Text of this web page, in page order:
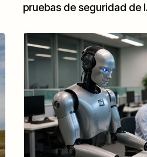
pruebas de seguridad de